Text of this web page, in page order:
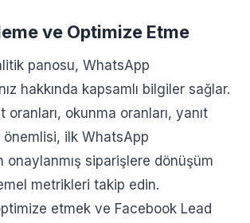
ve Optimize Etme
panosu, WhatsApp
hakkında kapsamlı bilgiler sağlar.
oranları, okunma oranları, yanıt
önemlisi, ilk WhatsApp
onaylanmış siparişlere dönüşüm
metrikleri takip edin.
etmek ve Facebook Lead